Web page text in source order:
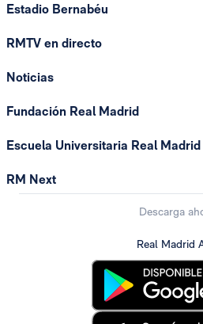
Estadio Bernabéu
RMTV en directo
Noticias
Fundación Real Madrid
Escuela Universitaria Real Madrid
RM Next
Descarga
Real Madrid